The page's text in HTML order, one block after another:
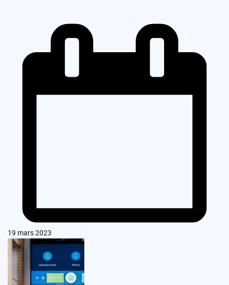
19 mars 2023